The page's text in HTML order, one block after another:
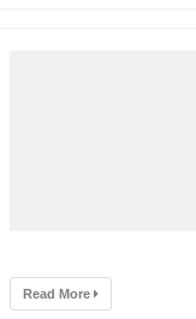
Read More